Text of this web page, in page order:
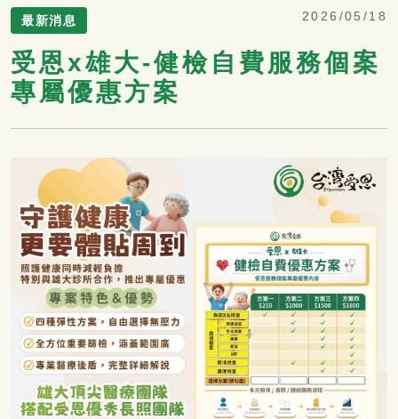
最新消息 2026/05/18
受恩x雄大-健檢自費服務個案
專屬優惠方案